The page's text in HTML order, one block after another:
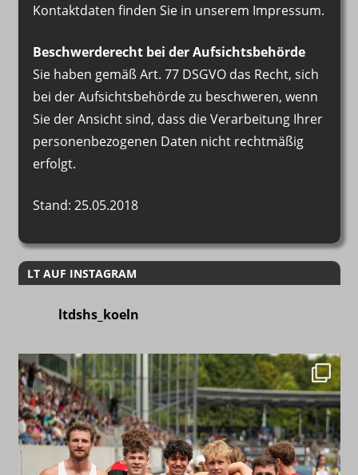
Kontaktdaten finden Sie in unserem Impressum.
Beschwerderecht bei der Aufsichtsbehörde
Sie haben gemäß Art. 77 DSGVO das Recht, sich
bei der Aufsichtsbehörde zu beschweren, wenn
Sie der Ansicht sind, dass die Verarbeitung Ihrer
personenbezogenen Daten nicht rechtmäßig
erfolgt.
Stand: 25.05.2018
LT AUF INSTAGRAM
ltdshs_koeln